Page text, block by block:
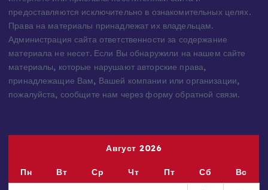
интернете или присланы посетителями сайта и
предоставляются исключительно в ознакомительных целях.
Права на материалы принадлежат их владельцам.
материала не несет. Если Вы обнаружили на нашем сайте
материалы, которые нарушают авторские права,
Август 2026